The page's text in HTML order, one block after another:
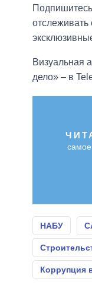
Подпишитесь
Визуальная
дело» – в
НАБУ
Коррупция